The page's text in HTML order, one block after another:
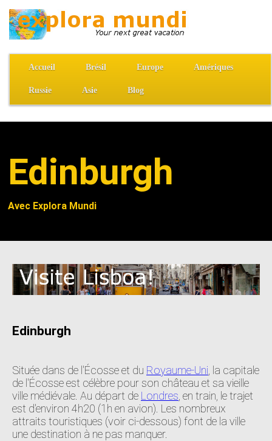
Accueil Brésil Europe Amériques
Russie Asie Blog
Edinburgh
Avec Explora Mundi
Edinburgh
Située dans de l'Écosse et du Royaume-Uni , la capitale
de l'Écosse est célèbre pour son château et sa vieille
ville médiévale. Au départ de Londres , en train, le trajet
est d'environ 4h20 (1h en avion). Les nombreux
attraits touristiques (voir ci-dessous) font de la ville
une destination à ne pas manquer.